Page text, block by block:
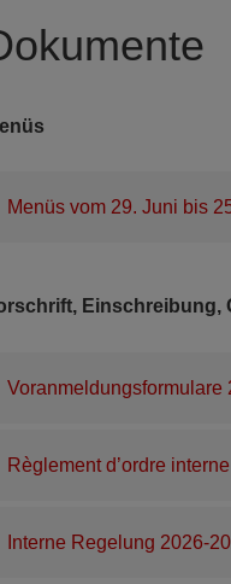
Menüs vom 29. Juni bis
Einschreibung,
Voranmeldungsformulare
Règlement d’ordre interne
Interne Regelung 2026-